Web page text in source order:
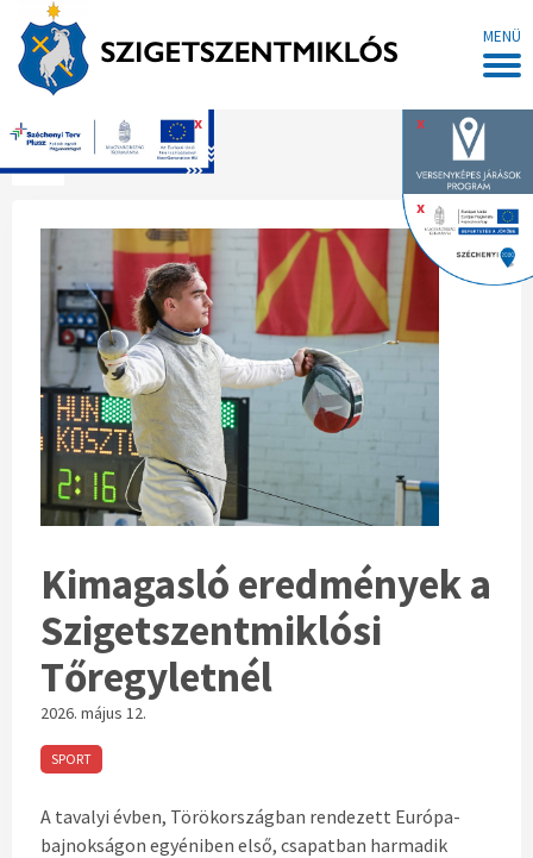
MENÜ
x
x
x
Főoldal
Kimagasló eredmények a
Szigetszentmiklósi
Tőregyletnél
2026. május 12.
SPORT
A tavalyi évben, Törökországban rendezett Európa-
bajnokságon egyéniben első, csapatban harmadik